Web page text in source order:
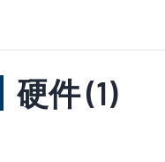
硬件 (1)